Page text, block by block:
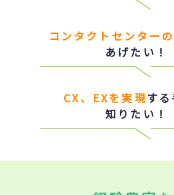
コンタクトセンター
あげたい！
CX、EXを実現す
知りたい！